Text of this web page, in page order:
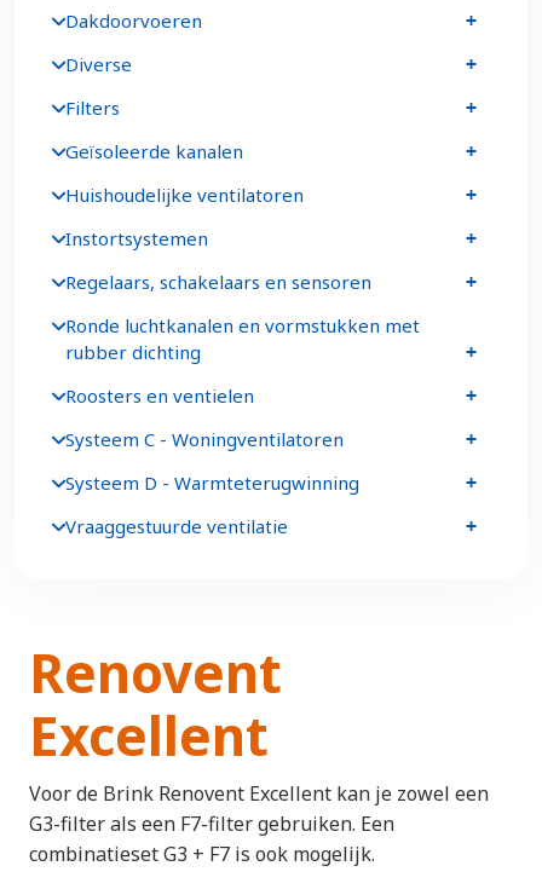
Renovent
Excellent
Voor de Brink Renovent Excellent kan je zowel een
G3-filter als een F7-filter gebruiken. Een
combinatieset G3 + F7 is ook mogelijk.
Dakdoorvoeren
Diverse
Filters
Geïsoleerde kanalen
Huishoudelijke ventilatoren
Instortsystemen
Regelaars, schakelaars en sensoren
Ronde luchtkanalen en vormstukken met
rubber dichting
Roosters en ventielen
Systeem C - Woningventilatoren
Systeem D - Warmteterugwinning
Vraaggestuurde ventilatie